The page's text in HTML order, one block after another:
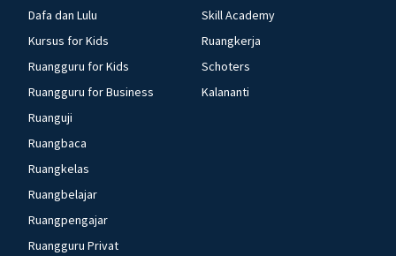
Dafa dan Lulu
Kursus for Kids
Ruangguru for Kids
Ruangguru for Business
Ruanguji
Ruangbaca
Ruangkelas
Ruangbelajar
Ruangpengajar
Ruangguru Privat
Skill Academy
Ruangkerja
Schoters
Kalananti